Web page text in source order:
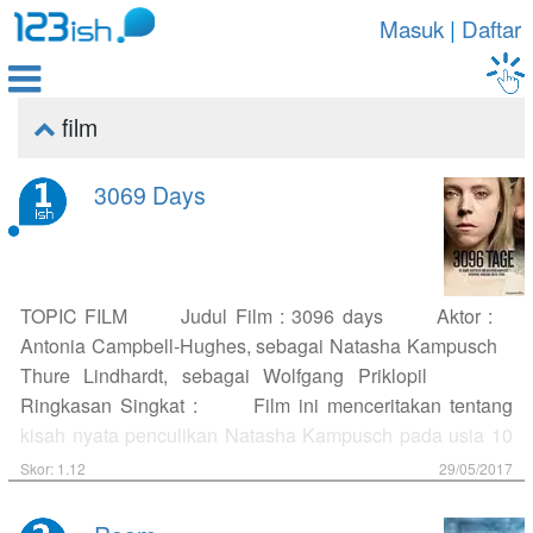
Masuk| Daftar

 film
3069 Days
TOPIC FILM Judul Film : 3096 days Aktor :
Antonia Campbell-Hughes, sebagai Natasha Kampusch
Thure Lindhardt, sebagai Wolfgang Priklopil
Ringkasan Singkat : Film ini menceritakan tentang
kisah nyata penculikan Natasha Kampusch pada usia 10
tahun oleh Wolfgang Priklopil selama kurang lebih 8 tahun
sengaja disiapkan oleh Wolfgang untuk menculik
Skor: 1.12 29/05/2017